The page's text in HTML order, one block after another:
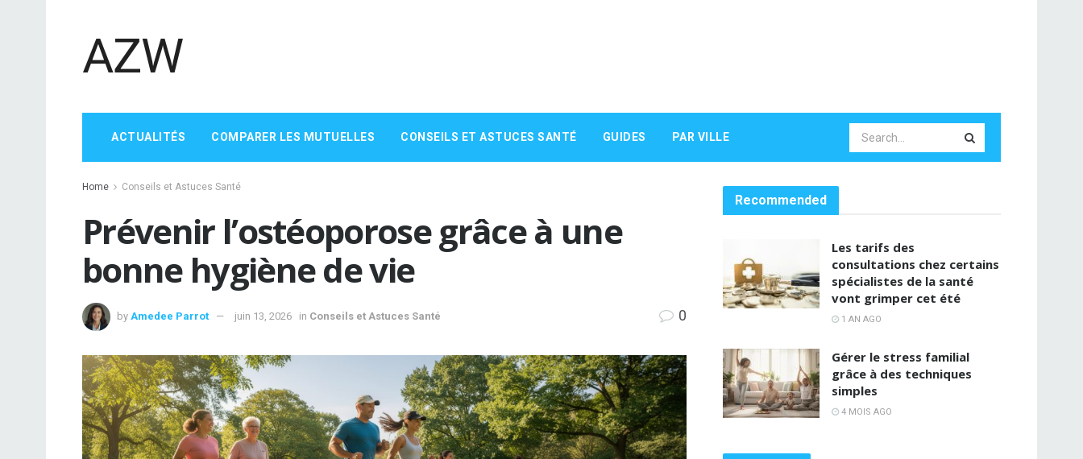
AZW
ACTUALITÉS COMPARER LES MUTUELLES CONSEILS ET ASTUCES SANTÉ GUIDES PAR VILLE
Home Conseils et Astuces Santé
Prévenir l’ostéoporose grâce à une
bonne hygiène de vie
by Amedee Parrot juin 13, 2026 in Conseils et Astuces Santé 0
Recommended
Les tarifs des
consultations chez certains
spécialistes de la santé
vont grimper cet été
1 AN AGO
Gérer le stress familial
grâce à des techniques
simples
4 MOIS AGO